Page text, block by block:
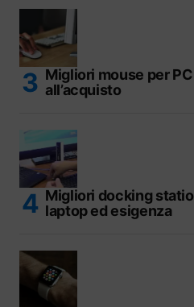
Migliori mouse per
all’acquisto
Migliori docking
laptop ed esigenza